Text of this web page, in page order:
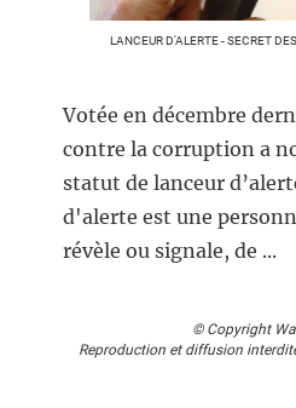
LANCEUR D'ALERTE - SECRET
Votée en décembre
contre la corruption a
statut de lanceur
d'alerte est une
révèle ou signale, de ...
© Copyright
Reproduction et diffusion